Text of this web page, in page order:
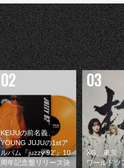
KEIJUの前名義、
YOUNG JUJUの1stア
ルバム『juzzy 92’』10
周年記念盤リリース決
XG、東京
ワールドツ